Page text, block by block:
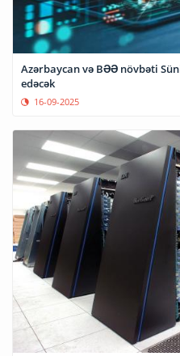
Azərbaycan və BƏƏ növbəti
edəcək
16-09-2025